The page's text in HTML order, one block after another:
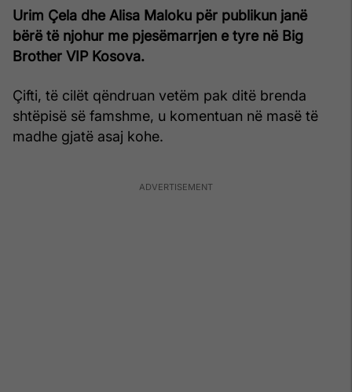
Urim Çela dhe Alisa Maloku për publikun janë
bërë të njohur me pjesëmarrjen e tyre në Big
Brother VIP Kosova.
Çifti, të cilët qëndruan vetëm pak ditë brenda
shtëpisë së famshme, u komentuan në masë të
madhe gjatë asaj kohe.